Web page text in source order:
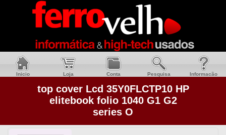
Inicio Loja Conta Pesquisa Informacão
top cover Lcd 35Y0FLCTP10 HP
elitebook folio 1040 G1 G2
series O